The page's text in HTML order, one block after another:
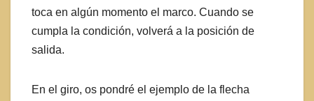
toca en algún momento el marco. Cuando se
cumpla la condición, volverá a la posición de
salida.
En el giro, os pondré el ejemplo de la flecha